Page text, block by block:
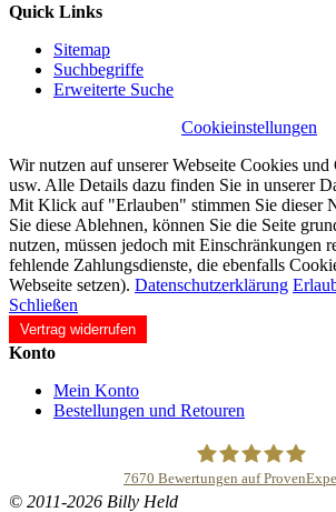
Quick Links
Sitemap
Suchbegriffe
Erweiterte Suche
Cookieinstellungen
Wir nutzen auf unserer Webseite Cookies
usw. Alle Details dazu finden Sie in unserer
Mit Klick auf "Erlauben" stimmen Sie dieser
Sie diese Ablehnen, können Sie die Seite
nutzen, müssen jedoch mit Einschränkungen
fehlende Zahlungsdienste, die ebenfalls
Webseite setzen). Datenschutzerklärung
Schließen
Vertrag widerrufen
Konto
Mein Konto
Bestellungen und Retouren
7670 Bewertungen auf
© 2011-2026 Billy Held